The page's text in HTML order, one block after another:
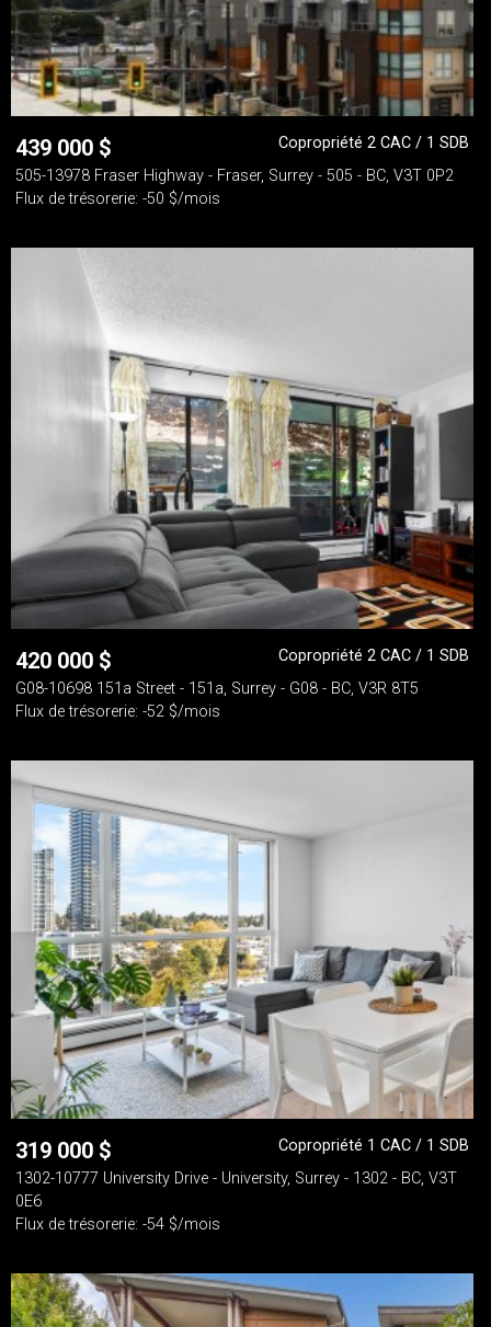
439 000 $
Copropriété 2 CAC / 1 SDB
505-13978 Fraser Highway - Fraser, Surrey - 505 - BC, V3T 0P2
Flux de trésorerie: -50 $/mois
420 000 $
Copropriété 2 CAC / 1 SDB
G08-10698 151a Street - 151a, Surrey - G08 - BC, V3R 8T5
Flux de trésorerie: -52 $/mois
319 000 $
Copropriété 1 CAC / 1 SDB
1302-10777 University Drive - University, Surrey - 1302 - BC, V3T
0E6
Flux de trésorerie: -54 $/mois